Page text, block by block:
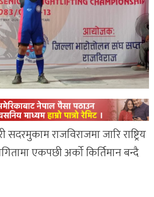
सदरमुकाम राजविराजमा जारि राष्ट्रिय
एकपछी अर्को किर्तिमान बन्दै